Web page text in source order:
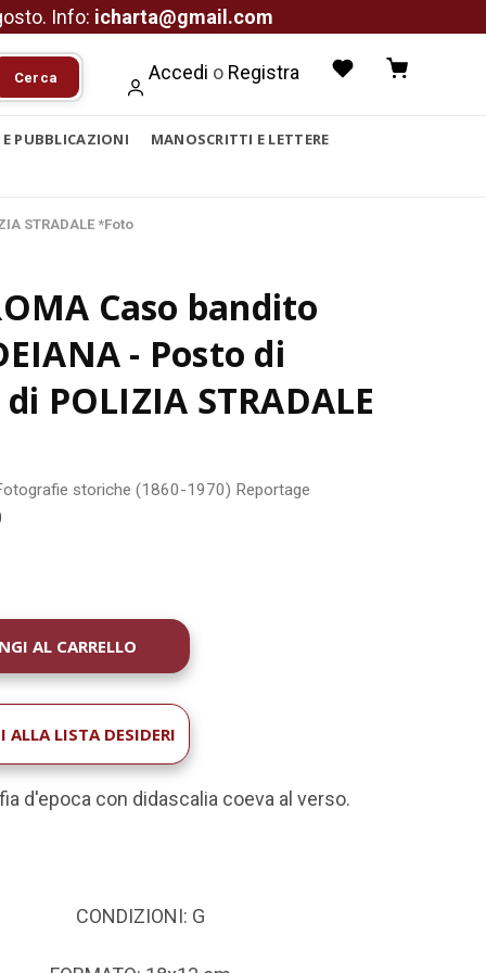
Info: icharta@gmail.com
Cerca Accedi o Registra
E PUBBLICAZIONI
MANOSCRITTI E LETTERE
STRADALE *Foto
Caso bandito
- Posto di
POLIZIA STRADALE
storiche (1860-1970) Reportage
ALLA LISTA DESIDERI
d'epoca con didascalia coeva al verso.
CONDIZIONI: G